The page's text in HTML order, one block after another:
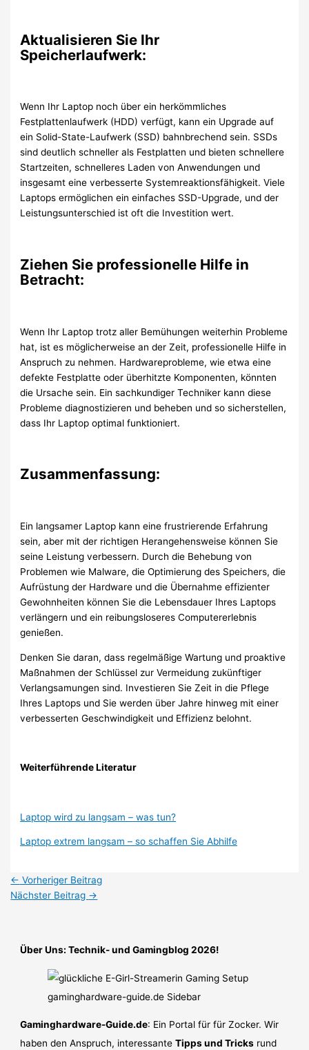
Aktualisieren Sie Ihr
Speicherlaufwerk:
Wenn Ihr Laptop noch über ein herkömmliches
Festplattenlaufwerk (HDD) verfügt, kann ein Upgrade auf
ein Solid-State-Laufwerk (SSD) bahnbrechend sein. SSDs
sind deutlich schneller als Festplatten und bieten schnellere
Startzeiten, schnelleres Laden von Anwendungen und
insgesamt eine verbesserte Systemreaktionsfähigkeit. Viele
Laptops ermöglichen ein einfaches SSD-Upgrade, und der
Leistungsunterschied ist oft die Investition wert.
Ziehen Sie professionelle Hilfe in
Betracht:
Wenn Ihr Laptop trotz aller Bemühungen weiterhin Probleme
hat, ist es möglicherweise an der Zeit, professionelle Hilfe in
Anspruch zu nehmen. Hardwareprobleme, wie etwa eine
defekte Festplatte oder überhitzte Komponenten, könnten
die Ursache sein. Ein sachkundiger Techniker kann diese
Probleme diagnostizieren und beheben und so sicherstellen,
dass Ihr Laptop optimal funktioniert.
Zusammenfassung:
Ein langsamer Laptop kann eine frustrierende Erfahrung
sein, aber mit der richtigen Herangehensweise können Sie
seine Leistung verbessern. Durch die Behebung von
Problemen wie Malware, die Optimierung des Speichers, die
Aufrüstung der Hardware und die Übernahme effizienter
Gewohnheiten können Sie die Lebensdauer Ihres Laptops
verlängern und ein reibungsloseres Computererlebnis
genießen.
Denken Sie daran, dass regelmäßige Wartung und proaktive
Maßnahmen der Schlüssel zur Vermeidung zukünftiger
Verlangsamungen sind. Investieren Sie Zeit in die Pflege
Ihres Laptops und Sie werden über Jahre hinweg mit einer
verbesserten Geschwindigkeit und Effizienz belohnt.
Weiterführende Literatur
Laptop wird zu langsam – was tun?
Laptop extrem langsam – so schaffen Sie Abhilfe
← Vorheriger Beitrag
Nächster Beitrag →
Über Uns: Technik- und Gamingblog 2026!
Gaminghardware-Guide.de: Ein Portal für für Zocker. Wir
haben den Anspruch, interessanteTipps und Tricks rund